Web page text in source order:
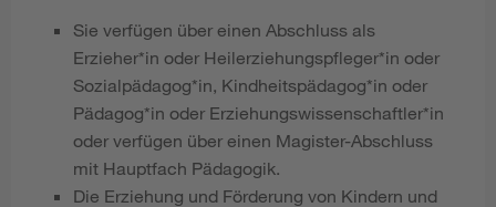
Sie verfügen über einen Abschluss als
Erzieher*in oder Heilerziehungspfleger*in oder
Sozialpädagog*in, Kindheitspädagog*in oder
Pädagog*in oder Erziehungswissenschaftler*in
oder verfügen über einen Magister-Abschluss
mit Hauptfach Pädagogik.
Die Erziehung und Förderung von Kindern und